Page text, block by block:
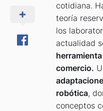
cotidiana.
teoría
los
actualidad
comercio.
robótica,
conceptos